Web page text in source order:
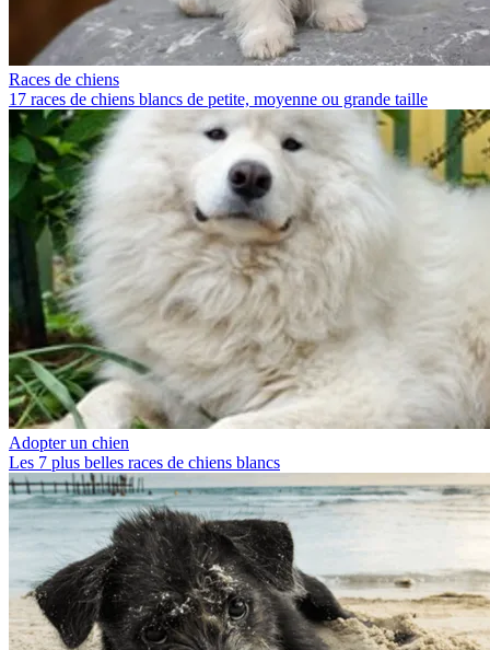
Races de chiens
17 races de chiens blancs de petite, moyenne ou grande taille
Adopter un chien
Les 7 plus belles races de chiens blancs